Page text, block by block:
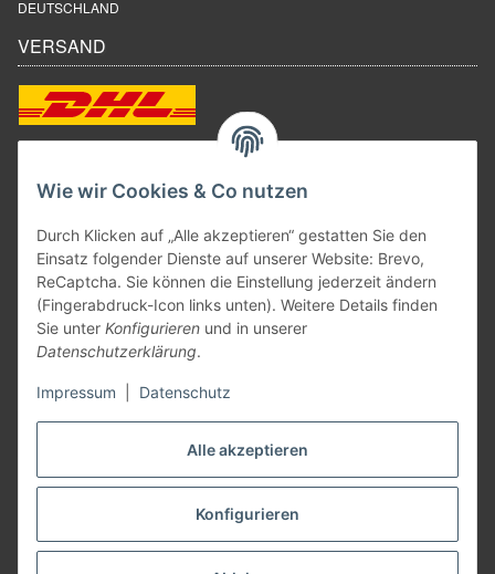
Alle akzeptieren
Konfigurieren
Wie wir Cookies & Co nutzen
Durch Klicken auf „Alle akzeptieren“ gestatten Sie den
Einsatz folgender Dienste auf unserer Website: Brevo,
ReCaptcha. Sie können die Einstellung jederzeit ändern
(Fingerabdruck-Icon links unten). Weitere Details finden
Sie unter Konfigurieren und in unserer
Datenschutzerklärung.
Impressum Datenschutz
DEUTSCHLAND
VERSAND
* Alle Preise inkl. gesetzlicher USt., zzgl.